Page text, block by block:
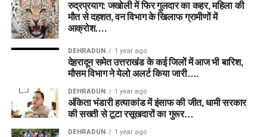
रुद्रप्रयाग: जखोली में फिर गुलदार का कहर, महिला की
मौत से दहशत, वन विभाग के खिलाफ ग्रामीणों में
आक्रोश….
DEHRADUN 1 year ago
देहरादून समेत उत्तराखंड के कई जिलों में आज भी बारिश,
मौसम विभाग ने येलो अलर्ट किया जारी….
DEHRADUN 1 year ago
अंकिता भंडारी हत्याकांड में इंसाफ की जीत, धामी सरकार
की सख्ती से टूटा रसूखदारों का गुरूर…
DEHRADUN 1 year ago